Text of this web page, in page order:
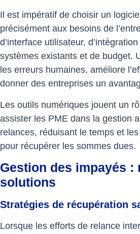
Il est impératif de choisir un
précisément aux besoins de
d’interface utilisateur,
systèmes existants et de budget.
les erreurs humaines, améliore
donner des entreprises un
Les outils numériques jouent un
assister les PME dans la gestion
relances, réduisant le temps et
pour récupérer les sommes dues.
Gestion des impayés :
solutions
Stratégies de récupération
Lorsque les efforts de relance